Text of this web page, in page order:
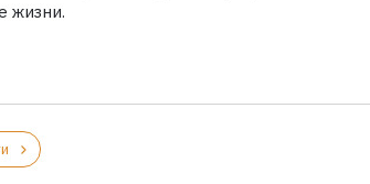
жизни.